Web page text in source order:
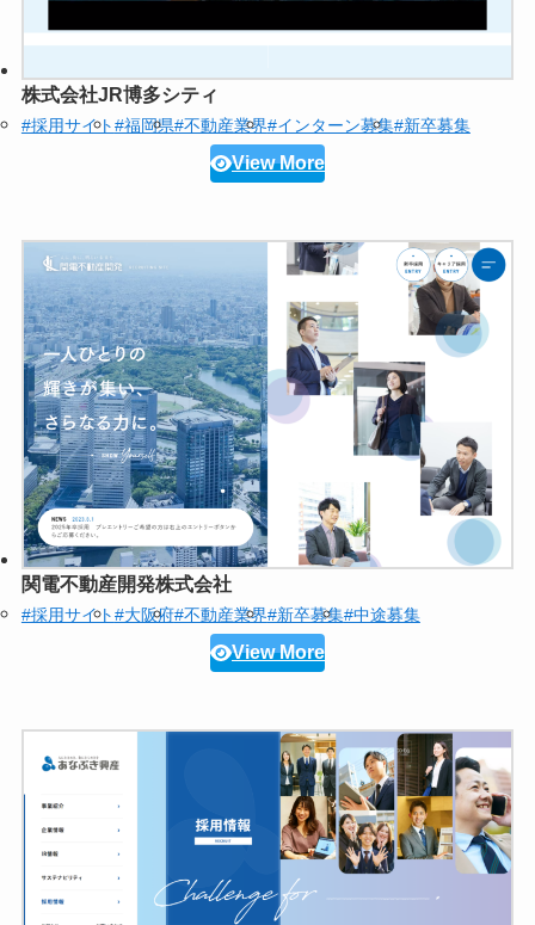
株式会社JR博多シティ
#採用サイト#福岡県#不動産業界#インターン募集#新卒募集
View More
関電不動産開発株式会社
#採用サイト#大阪府#不動産業界#新卒募集#中途募集
View More